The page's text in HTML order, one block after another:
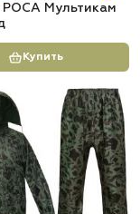
РОСА Мультикам
Купить